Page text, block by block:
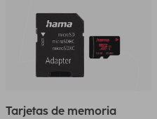
Tarjetas de memoria